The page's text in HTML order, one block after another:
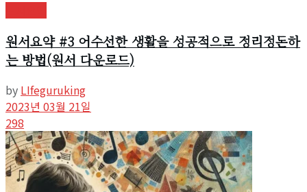
원서요약 #3 어수선한 생활을 성공적으로 정리정돈하
는 방법(원서 다운로드)
by LIfeguruking
2023년 03월 21일
298